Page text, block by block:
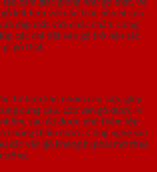
kết hợp với cấu trúc bền bỉ của
đẹp mắt vừa chắc chắn. Công
các chi tiết vân gỗ trở nên sắc
gì gỗ thật.
từ hợp kim nhôm cao cấp, giúp
cứng cáp. Lớp vân gỗ được in
sau đó được phủ thêm lớp
chống thấm nước. Công nghệ sản
sắc vân gỗ không bị phai mờ theo